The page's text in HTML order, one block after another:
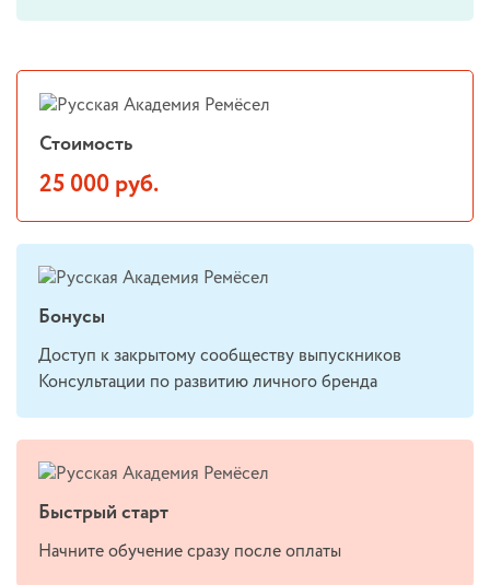
Стоимость
25 000 руб.
Бонусы
Доступ к закрытому сообществу выпускников
Консультации по развитию личного бренда
Быстрый старт
Начните обучение сразу после оплаты